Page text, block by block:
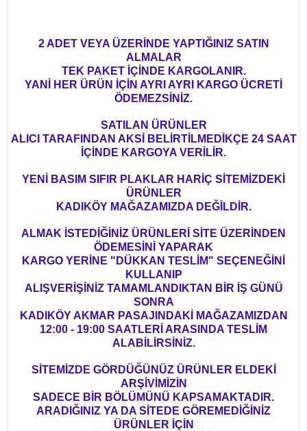
2 ADET VEYA ÜZERİNDE YAPTIĞINIZ SATIN
ALMALAR
TEK PAKET İÇİNDE KARGOLANIR.
YANİ HER ÜRÜN İÇİN AYRI AYRI KARGO ÜCRETİ
ÖDEMEZSİNİZ.
SATILAN ÜRÜNLER
ALICI TARAFINDAN AKSİ BELİRTİLMEDİKÇE 24 SAAT
İÇİNDE KARGOYA VERİLİR.
YENİ BASIM SIFIR PLAKLAR HARİÇ SİTEMİZDEKİ
ÜRÜNLER
KADIKÖY MAĞAZAMIZDA DEĞİLDİR.
ALMAK İSTEDİĞİNİZ ÜRÜNLERİ SİTE ÜZERİNDEN
ÖDEMESİNİ YAPARAK
KARGO YERİNE "DÜKKAN TESLİM" SEÇENEĞİNİ
KULLANIP
ALIŞVERİŞİNİZ TAMAMLANDIKTAN BİR İŞ GÜNÜ
SONRA
KADIKÖY AKMAR PASAJINDAKİ MAĞAZAMIZDAN
12:00 - 19:00 SAATLERİ ARASINDA TESLİM
ALABİLİRSİNİZ.
SİTEMİZDE GÖRDÜĞÜNÜZ ÜRÜNLER ELDEKİ
ARŞİVİMİZİN
SADECE BİR BÖLÜMÜNÜ KAPSAMAKTADIR.
ARADIĞINIZ YA DA SİTEDE GÖREMEDİĞİNİZ
ÜRÜNLER İÇİN